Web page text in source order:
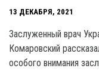
13 ДЕКАБРЯ, 2021
Заслуженный врач
Комаровский
особого внимания